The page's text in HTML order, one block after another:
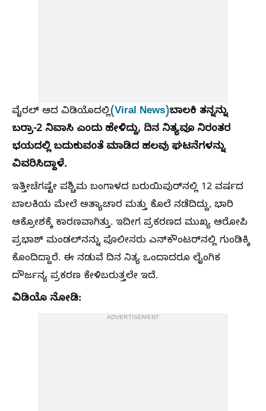
ವೈರಲ್ ಆದ ವಿಡಿಯೊದಲ್ಲಿ(Viral News)ಬಾಲಕಿ ತನ್ನನ್ನು
ಬರ್ರಾ-2 ನಿವಾಸಿ ಎಂದು ಹೇಳಿದ್ದು, ದಿನ ನಿತ್ಯವೂ ನಿರಂತರ
ಭಯದಲ್ಲಿ ಬದುಕುವಂತೆ ಮಾಡಿದ ಹಲವು ಘಟನೆಗಳನ್ನು
ವಿವರಿಸಿದ್ದಾಳೆ.
ಇತ್ತೀಚೆಗಷ್ಟೇ ಪಶ್ಚಿಮ ಬಂಗಾಳದ ಬರುಯಿಪುರ್‌ನಲ್ಲಿ 12 ವರ್ಷದ
ಬಾಲಕಿಯ ಮೇಲೆ ಅತ್ಯಾಚಾರ ಮತ್ತು ಕೊಲೆ ನಡೆದಿದ್ದು, ಭಾರಿ
ಆಕ್ರೋಶಕ್ಕೆ ಕಾರಣವಾಗಿತ್ತು. ಇದೀಗ ಪ್ರಕರಣದ ಮುಖ್ಯ ಆರೋಪಿ
ಪ್ರಭಾಶ್ ಮಂಡಲ್‌ನನ್ನು ಪೊಲೀಸರು ಎನ್‌ಕೌಂಟರ್‌ನಲ್ಲಿ ಗುಂಡಿಕ್ಕಿ
ಕೊಂದಿದ್ದಾರೆ. ಈ ನಡುವೆ ದಿನ ನಿತ್ಯ ಒಂದಾದರೂ ಲೈಂಗಿಕ
ದೌರ್ಜನ್ಯ ಪ್ರಕರಣ ಕೇಳಿಬರುತ್ತಲೇ ಇದೆ.
ವಿಡಿಯೊ ನೋಡಿ:
ADVERTISEMENT